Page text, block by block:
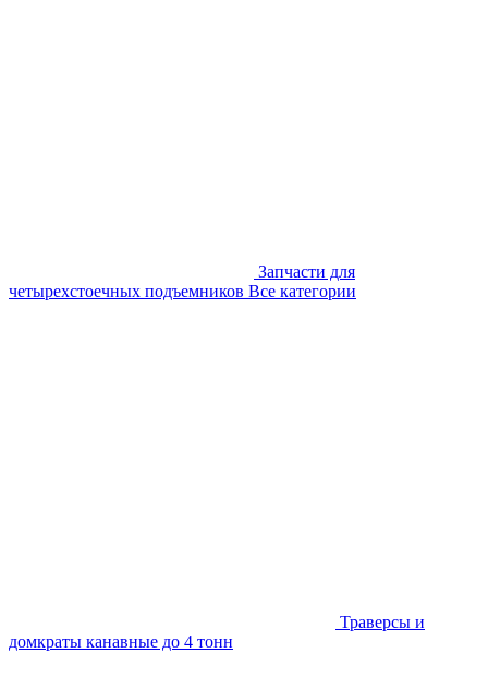
Запчасти для
четырехстоечных подъемников Все категории
Траверсы и
домкраты канавные до 4 тонн